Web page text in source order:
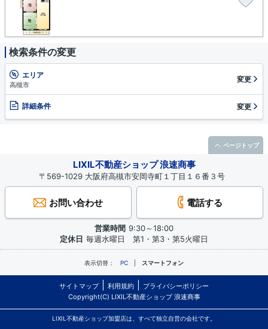
検索条件の変更
エリア
高槻市
変更
詳細条件 変更
LIXIL不動産ショップ 浪速商事
〒569-1029 大阪府高槻市安岡寺町１丁目１６番３号
お問い合わせ 電話する
営業時間 9:30～18:00
定休日 毎週水曜日 第1・第3・第5火曜日
表示切替： PC スマートフォン
サイトマップ 利用規約
プライバシーポリシー
Copyright(C) LIXIL不動産ショップ 浪速商事
LIXIL不動産ショップ加盟店は、すべて独立自営の会社です。
ページトップ